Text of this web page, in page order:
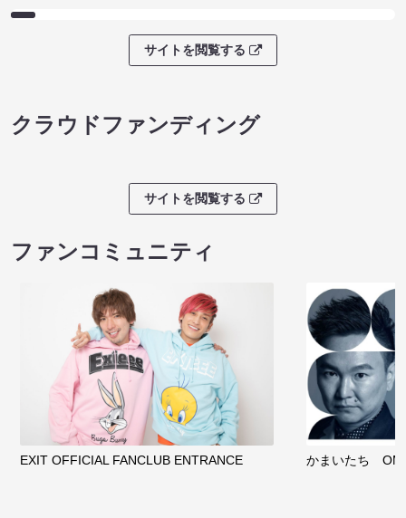
サイトを閲覧する
クラウドファンディング
サイトを閲覧する
ファンコミュニティ
EXIT OFFICIAL FANCLUB ENTRANCE かまいたち